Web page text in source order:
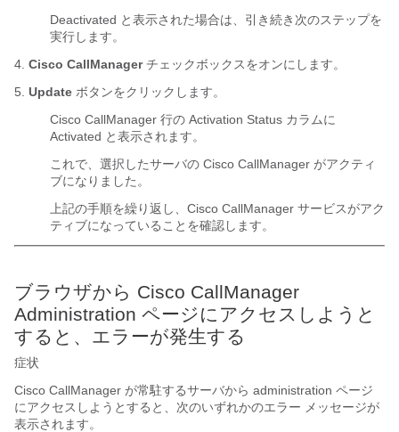
Deactivated と表示された場合は、引き続き次のステップを
実行します。
4. Cisco CallManagerチェックボックスをオンにします。
5. Update ボタンをクリックします。
Cisco CallManager 行の Activation Status カラムに
Activated と表示されます。
これで、選択したサーバの Cisco CallManager がアクティ
ブになりました。
上記の手順を繰り返し、Cisco CallManager サービスがアク
ティブになっていることを確認します。
ブラウザから Cisco CallManager
Administration ページにアクセスしようと
すると、エラーが発生する
症状
Cisco CallManager が常駐するサーバから administration ページ
にアクセスしようとすると、次のいずれかのエラー メッセージが
表示されます。